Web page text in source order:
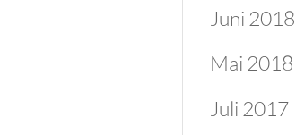
Juni 2018
Mai 2018
Juli 2017